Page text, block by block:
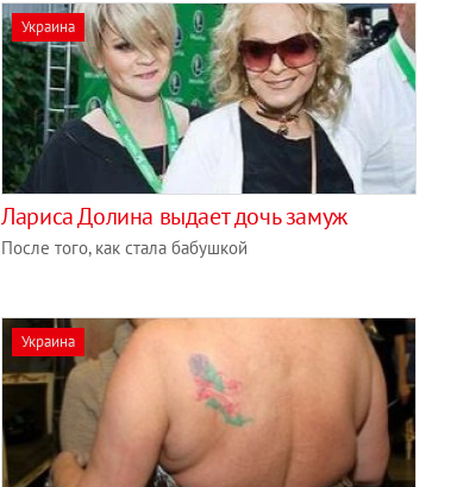
Украина
Лариса Долина выдает дочь замуж
После того, как стала бабушкой
Украина